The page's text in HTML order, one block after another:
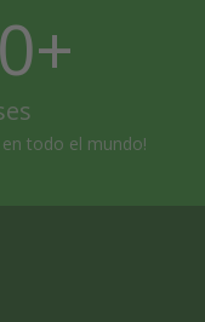
todo el mundo!